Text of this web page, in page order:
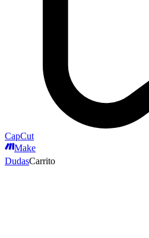
CapCut
Make
DudasCarrito